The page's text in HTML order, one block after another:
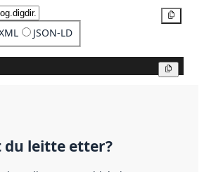
JSON-LD
du leitte etter?